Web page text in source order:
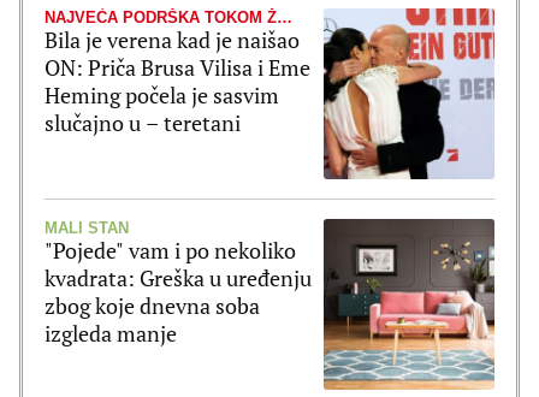
NAJVEĆA PODRŠKA TOKOM ŽIVOTNE BORBE
Bila je verena kad je naišao
ON: Priča Brusa Vilisa i Eme
Heming počela je sasvim
slučajno u – teretani
MALI STAN
"Pojede" vam i po nekoliko
kvadrata: Greška u uređenju
zbog koje dnevna soba
izgleda manje